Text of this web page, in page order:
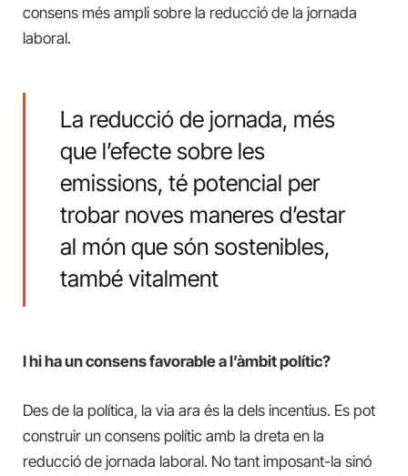
consens més ampli sobre la reducció de la jornada
laboral.
La reducció de jornada, més
que l’efecte sobre les
emissions, té potencial per
trobar noves maneres d’estar
al món que són sostenibles,
també vitalment
I hi ha un consens favorable a l’àmbit polític?
Des de la política, la via ara és la dels incentius. Es pot
construir un consens polític amb la dreta en la
reducció de jornada laboral. No tant imposant-la sinó